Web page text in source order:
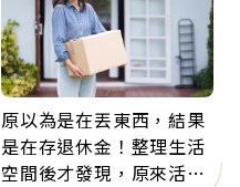
原以為是在丟東西，結果
是在存退休金！整理生活
空間後才發現，原來活得